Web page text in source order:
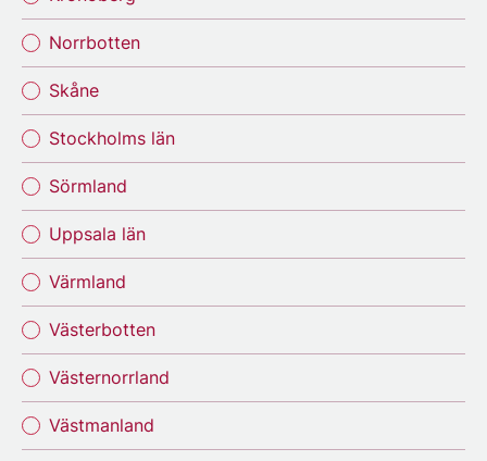
Norrbotten
Skåne
Stockholms län
Sörmland
Uppsala län
Värmland
Västerbotten
Västernorrland
Västmanland